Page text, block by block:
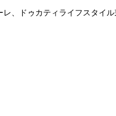
、ドゥカティライフスタイ